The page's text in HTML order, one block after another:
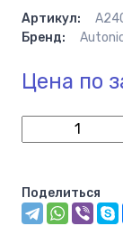
Артикул:
Бренд:
Цена по
Поделиться